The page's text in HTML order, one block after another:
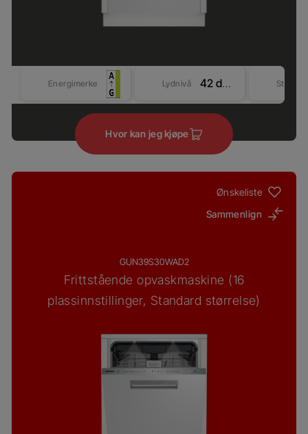
Energimerke Lydnivå 42 dBA
Hvor kan jeg kjøpe
Ønskeliste
Sammenlign
GUN39S30WAD2
Frittstående opvaskmaskine (16
plassinnstillinger, Standard størrelse)